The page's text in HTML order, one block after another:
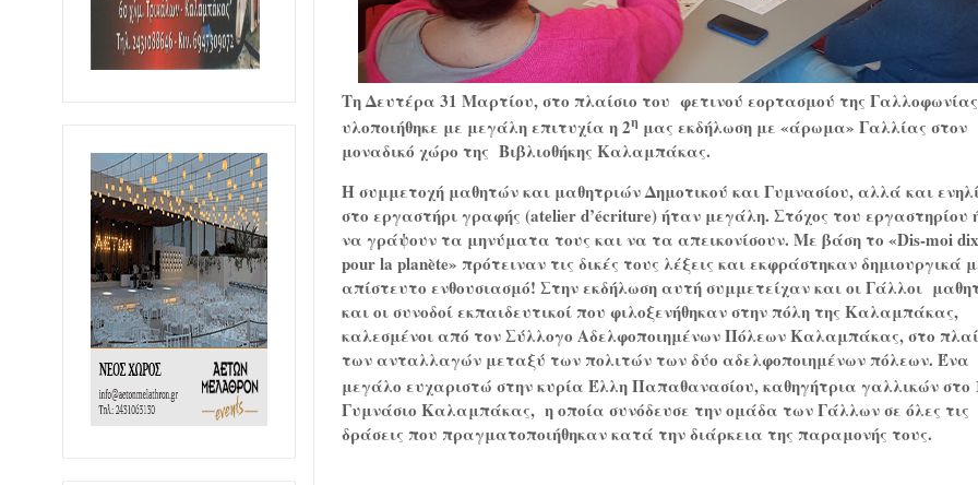
Τη Δευτέρα 31 Μαρτίου, στο πλαίσιο του φετινού εορτασμού της
υλοποιήθηκε με μεγάλη επιτυχία η 2η μας εκδήλωση με «άρωμα» Γαλλίας στον
μοναδικό χώρο της Βιβλιοθήκης Καλαμπάκας.
Η συμμετοχή μαθητώνκαι μαθητριώνΔημοτικού καιΓυμνασίου,αλλά και
στο εργαστήρι γραφής (atelierd’écriture) ήταν μεγάλη. Στόχος του εργαστηρίου
να γράψουν τα μηνύματα τους και να τα απεικονίσουν.Με βάση το «Dis-moi
pour la planète» πρότειναν τις δικές τους λέξεις και εκφράστηκαν δημιουργικά
απίστευτο ενθουσιασμό!Στην εκδήλωση αυτή συμμετείχαν και οι Γάλλοι
καιοισυνοδοίεκπαιδευτικοί που φιλοξενήθηκαν στην πόλη της Καλαμπάκας,
καλεσμένοι από τον Σύλλογο Αδελφοποιημένων Πόλεων Καλαμπάκας,στο
των ανταλλαγών μεταξύ των πολιτών τωνδύο αδελφοποιημένων πόλεων. Ένα
μεγάλο ευχαριστώ στην κυρία Έλλη Παπαθανασίου, καθηγήτρια γαλλικών στο
Γυμνάσιο Καλαμπάκας, η οποία συνόδευσε την ομάδα των Γάλλων σε όλες τις
δράσεις που πραγματοποιήθηκαν κατά την διάρκεια της παραμονής τους.